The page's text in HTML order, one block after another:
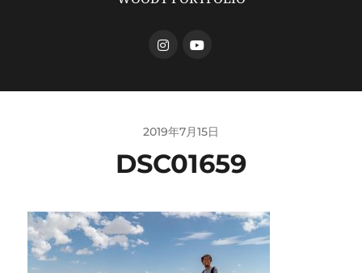
2019年7月15日
DSC01659